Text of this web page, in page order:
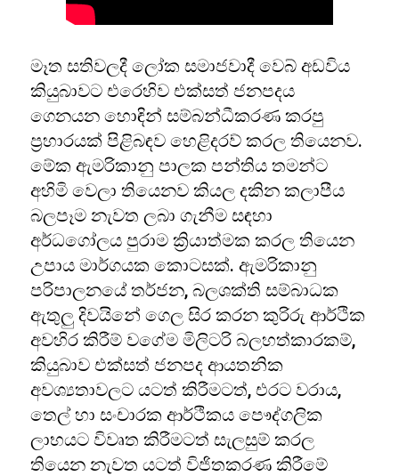
මෑත සතිවලදී ලෝක සමාජවාදී වෙබ් අඩවිය
කියුබාවට එරෙහිව එක්සත් ජනපදය
ගෙනයන හොඳින් සම්බන්ධීකරණ කරපු
ප්‍රහාරයක් පිළිබඳව හෙළිදරව් කරල තියෙනව.
මේක ඇමරිකානු පාලක පන්තිය තමන්ට
අහිමි වෙලා තියෙනව කියල දකින කලාපීය
බලපෑම නැවත ලබා ගැනීම සඳහා
අර්ධගෝලය පුරාම ක්‍රියාත්මක කරල තියෙන
උපාය මාර්ගයක කොටසක්. ඇමරිකානු
පරිපාලනයේ තර්ජන, බලශක්ති සම්බාධක
ඇතුලු දිවයිනේ ගෙල සිර කරන කුරිරු ආර්ථික
අවහිර කිරීම් වගේම මිලිටරි බලහත්කාරකම්,
කියුබාව එක්සත් ජනපද ආයතනික
අවශ්‍යතාවලට යටත් කිරීමටත්, එරට වරාය,
තෙල් හා සංචාරක ආර්ථිකය පෞද්ගලික
ලාභයට විවෘත කිරීමටත් සැලසුම් කරල
තියෙන නැවත යටත් විජිතකරණ කිරීමේ